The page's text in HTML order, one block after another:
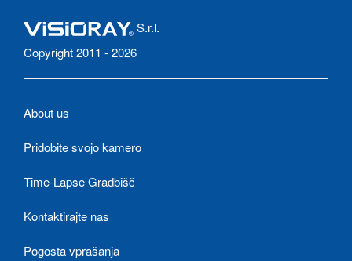
S.r.l.
Copyright 2011 - 2026
About us
Pridobite svojo kamero
Time-Lapse Gradbišč
Kontaktirajte nas
Pogosta vprašanja